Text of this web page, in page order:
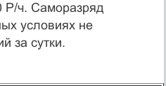
Р/ч. Саморазряд
условиях не
за сутки.